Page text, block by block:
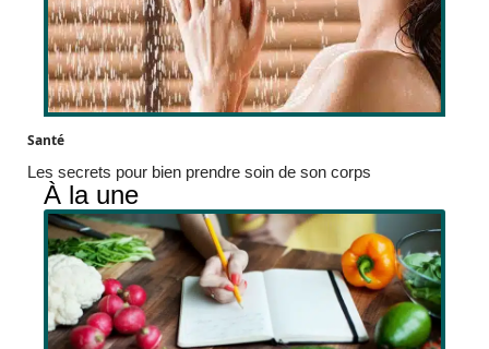
Santé
Les secrets pour bien prendre soin de son corps
À la une